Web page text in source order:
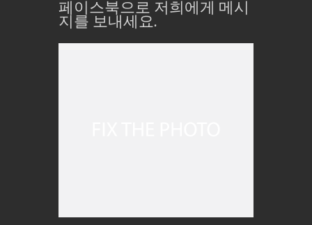
페이스북으로 저희에게 메시
지를 보내세요.